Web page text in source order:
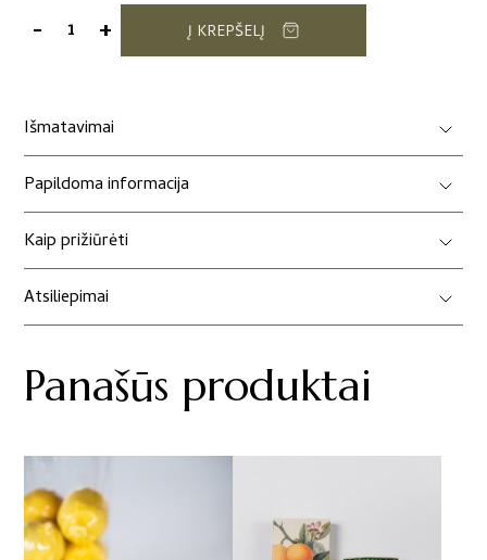
-produkto
pirštinė
gaiva"
+ Į KREPŠELĮ
Išmatavimai
Papildoma informacija
Kaip prižiūrėti
Atsiliepimai
Panašūs produktai